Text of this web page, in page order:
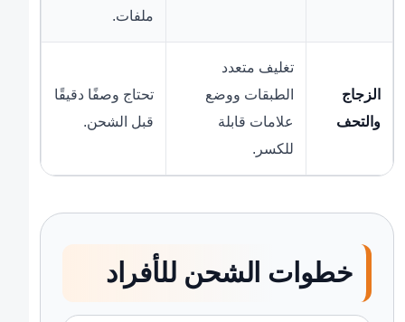
ملفات.
الزجاج
والتحف
تغليف متعدد
الطبقات ووضع
علامات قابلة
للكسر.
تحتاج وصفًا دقيقًا
قبل الشحن.
خطوات الشحن للأفراد